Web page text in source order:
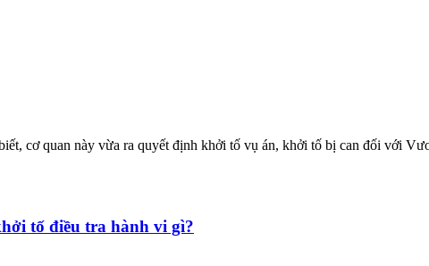
cơ quan này vừa ra quyết định khởi tố vụ án, khởi tố bị can đối với
tố điều tra hành vi gì?